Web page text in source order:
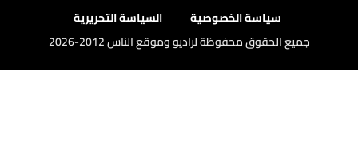
سياسة الخصوصية
السياسة التحريرية
جميع الحقوق محفوظة لراديو وموقع الناس 2012-2026